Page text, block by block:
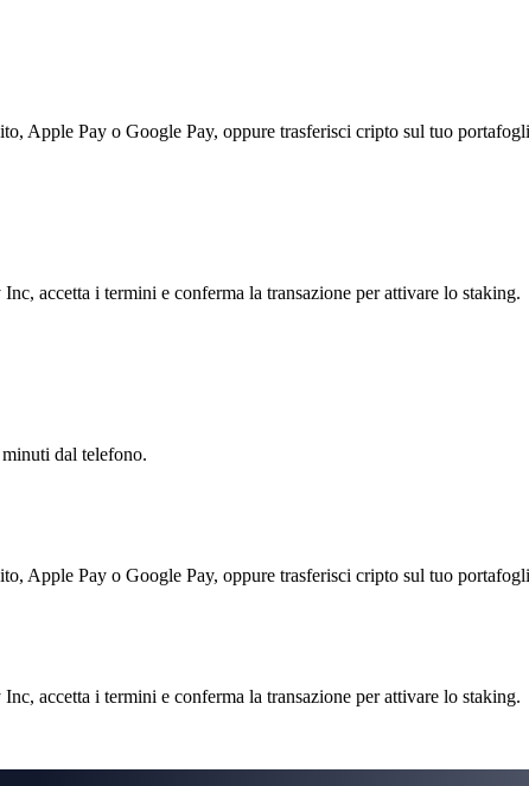
Apple Pay o Google Pay, oppure trasferisci cripto sul tuo
accetta i termini e conferma la transazione per attivare lo staking.
dal telefono.
Apple Pay o Google Pay, oppure trasferisci cripto sul tuo
accetta i termini e conferma la transazione per attivare lo staking.